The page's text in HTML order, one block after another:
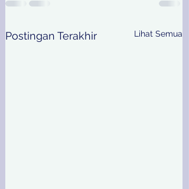
Postingan Terakhir Lihat Semua